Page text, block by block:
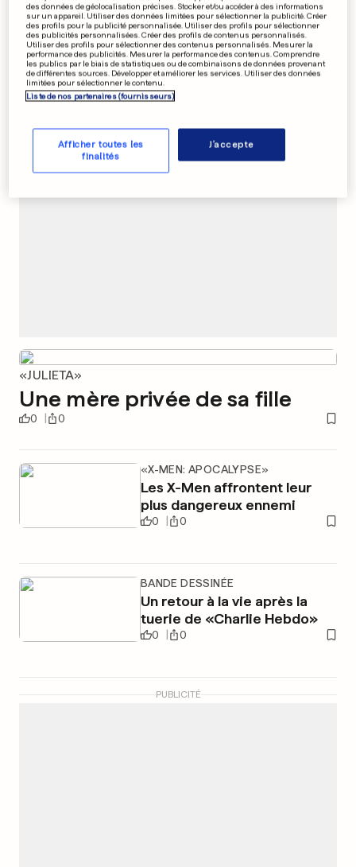
FOOTBALL - FRANCE
Dieudonné Gbaklé quitte
déjà le FC Metz
0 0
PUBLICITÉ
«JULIETA»
Une mère privée de sa fille
0 0
«X-MEN: APOCALYPSE»
Les X-Men affrontent leur
plus dangereux ennemi
0 0
BANDE DESSINÉE
Un retour à la vie après la
tuerie de «Charlie Hebdo»
0 0
PUBLICITÉ
des données de géolocalisation précises. Stocker et/ou accéder à des informations
sur un appareil. Utiliser des données limitées pour sélectionner la publicité. Créer
des profils pour la publicité personnalisée. Utiliser des profils pour sélectionner
des publicités personnalisées. Créer des profils de contenus personnalisés.
Utiliser des profils pour sélectionner des contenus personnalisés. Mesurer la
performance des publicités. Mesurer la performance des contenus. Comprendre
les publics par le biais de statistiques ou de combinaisons de données provenant
de différentes sources. Développer et améliorer les services. Utiliser des données
limitées pour sélectionner le contenu.
Liste de nos partenaires (fournisseurs)
Afficher toutes les
finalités
J'accepte